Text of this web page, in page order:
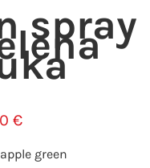
spray
€
green